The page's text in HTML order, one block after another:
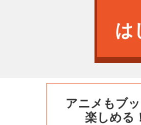
は
アニメもブ
楽しめる